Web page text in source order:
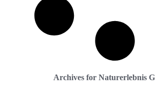
Archives for Naturerlebnis